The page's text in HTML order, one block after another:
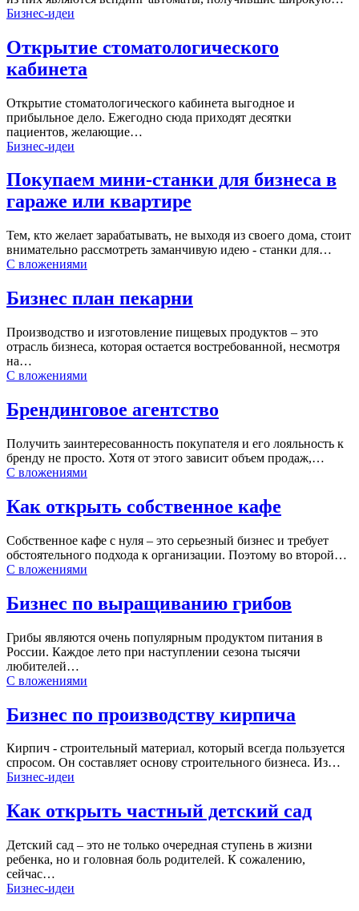
Бизнес-идеи
Открытие стоматологического
кабинета
Открытие стоматологического кабинета выгодное и
прибыльное дело. Ежегодно сюда приходят десятки
пациентов, желающие…
Бизнес-идеи
Покупаем мини-станки для бизнеса в
гараже или квартире
Тем, кто желает зарабатывать, не выходя из своего дома, стоит
внимательно рассмотреть заманчивую идею - станки для…
С вложениями
Бизнес план пекарни
Производство и изготовление пищевых продуктов – это
отрасль бизнеса, которая остается востребованной, несмотря
на…
С вложениями
Брендинговое агентство
Получить заинтересованность покупателя и его лояльность к
бренду не просто. Хотя от этого зависит объем продаж,…
С вложениями
Как открыть собственное кафе
Собственное кафе с нуля – это серьезный бизнес и требует
обстоятельного подхода к организации. Поэтому во второй…
С вложениями
Бизнес по выращиванию грибов
Грибы являются очень популярным продуктом питания в
России. Каждое лето при наступлении сезона тысячи
любителей…
С вложениями
Бизнес по производству кирпича
Кирпич - строительный материал, который всегда пользуется
спросом. Он составляет основу строительного бизнеса. Из…
Бизнес-идеи
Как открыть частный детский сад
Детский сад – это не только очередная ступень в жизни
ребенка, но и головная боль родителей. К сожалению,
сейчас…
Бизнес-идеи